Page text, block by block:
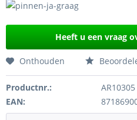
Heeft u een vraag
Onthouden
Productnr.:
AR10305
EAN: